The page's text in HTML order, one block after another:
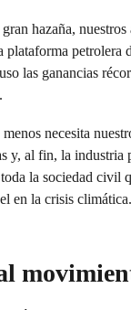
hazaña,
plataforma petrolera
las ganancias
necesita
y, al fin, la industria
la sociedad civil
en la crisis